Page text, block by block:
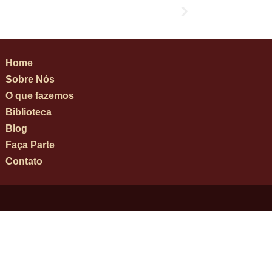
Home
Sobre Nós
O que fazemos
Biblioteca
Blog
Faça Parte
Contato